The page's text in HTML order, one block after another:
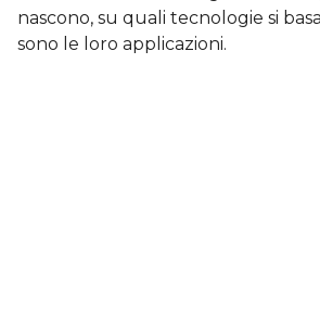
nascono, su quali tecnologie si
sono le loro applicazioni.